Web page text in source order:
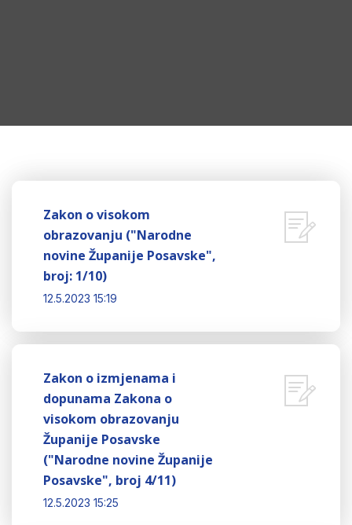
Zakon o visokom
obrazovanju ("Narodne
novine Županije Posavske",
broj: 1/10)
12.5.2023 15:19
Zakon o izmjenama i
dopunama Zakona o
visokom obrazovanju
Županije Posavske
("Narodne novine Županije
Posavske", broj 4/11)
12.5.2023 15:25